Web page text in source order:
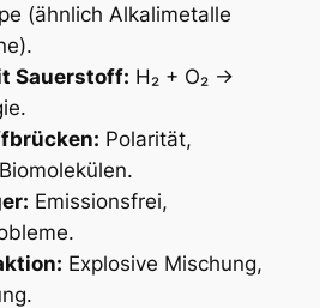
(ähnlich Alkalimetalle
Sauerstoff: H₂ + O₂ →
Polarität,
Emissionsfrei,
Explosive Mischung,